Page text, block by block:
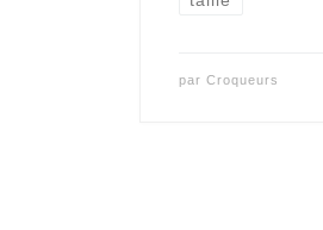
par Croqueurs